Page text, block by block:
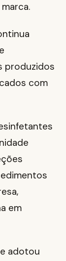
produzidos
com
em
adotou